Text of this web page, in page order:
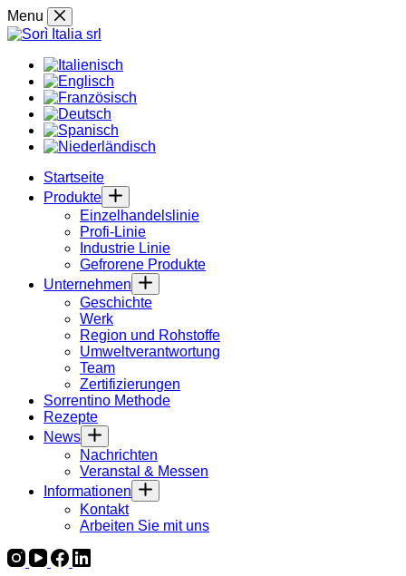
Skip
to
Menu
Startseite
Produkte
Einzelhandelslinie
Profi-Linie
Industrie Linie
Gefrorene Produkte
Unternehmen
Geschichte
Werk
Region und Rohstoffe
Umweltverantwortung
Team
Zertifizierungen
Sorrentino Methode
Rezepte
News
Nachrichten
Veranstal & Messen
Informationen
Kontakt
Arbeiten Sie mit uns